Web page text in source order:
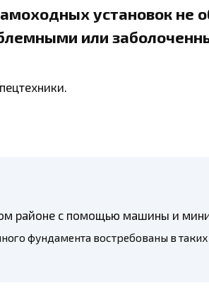
установок не
или
районе с помощью машины и
фундамента востребованы в таких